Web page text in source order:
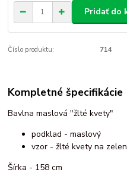
Pridať do
Číslo produktu: 714
Kompletné špecifikácie
Bavlna maslová "žlté kvety"
podklad - maslový
vzor - žlté kvety na
Šírka - 158 cm